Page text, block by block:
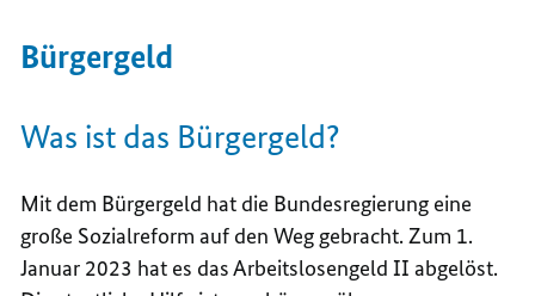
Bürgergeld
Was ist das Bürgergeld?
Mit dem Bürgergeld hat die Bundesregierung eine
große Sozialreform auf den Weg gebracht. Zum 1.
Januar 2023 hat es das Arbeitslosengeld II abgelöst.